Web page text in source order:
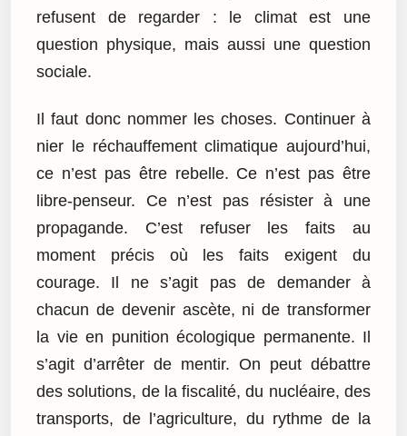
refusent de regarder : le climat est une
question physique, mais aussi une question
sociale.
Il faut donc nommer les choses. Continuer à
nier le réchauffement climatique aujourd’hui,
ce n’est pas être rebelle. Ce n’est pas être
libre-penseur. Ce n’est pas résister à une
propagande. C’est refuser les faits au
moment précis où les faits exigent du
courage. Il ne s’agit pas de demander à
chacun de devenir ascète, ni de transformer
la vie en punition écologique permanente. Il
s’agit d’arrêter de mentir. On peut débattre
des solutions, de la fiscalité, du nucléaire, des
transports, de l’agriculture, du rythme de la